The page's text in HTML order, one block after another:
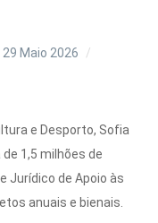
Maio 2026
e Desporto, Sofia
1,5 milhões de
Jurídico de Apoio às
anuais e bienais.